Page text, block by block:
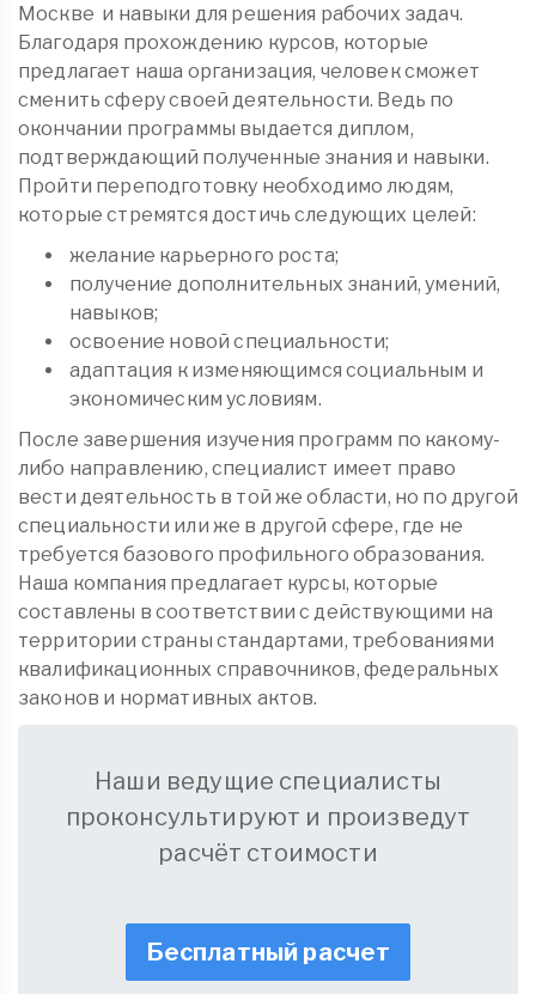
Москве и навыки для решения рабочих задач.
Благодаря прохождению курсов, которые
предлагает наша организация, человек сможет
сменить сферу своей деятельности. Ведь по
окончании программы выдается диплом,
подтверждающий полученные знания и навыки.
Пройти переподготовку необходимо людям,
которые стремятся достичь следующих целей:
желание карьерного роста;
получение дополнительных знаний, умений,
навыков;
освоение новой специальности;
адаптация к изменяющимся социальным и
экономическим условиям.
После завершения изучения программ по какому-
либо направлению, специалист имеет право
вести деятельность в той же области, но по другой
специальности или же в другой сфере, где не
требуется базового профильного образования.
Наша компания предлагает курсы, которые
составлены в соответствии с действующими на
территории страны стандартами, требованиями
квалификационных справочников, федеральных
законов и нормативных актов.
Наши ведущие специалисты
проконсультируют и произведут
расчёт стоимости
Бесплатный расчет